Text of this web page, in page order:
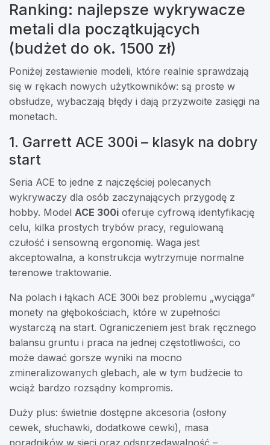
Ranking: najlepsze wykrywacze
metali dla początkujących
(budżet do ok. 1500 zł)
Poniżej zestawienie modeli, które realnie sprawdzają
się w rękach nowych użytkowników: są proste w
obsłudze, wybaczają błędy i dają przyzwoite zasięgi na
monetach.
1. Garrett ACE 300i – klasyk na dobry
start
Seria ACE to jedne z najczęściej polecanych
wykrywaczy dla osób zaczynających przygodę z
hobby. Model ACE 300i oferuje cyfrową identyfikację
celu, kilka prostych trybów pracy, regulowaną
czułość i sensowną ergonomię. Waga jest
akceptowalna, a konstrukcja wytrzymuje normalne
terenowe traktowanie.
Na polach i łąkach ACE 300i bez problemu „wyciąga”
monety na głębokościach, które w zupełności
wystarczą na start. Ograniczeniem jest brak ręcznego
balansu gruntu i praca na jednej częstotliwości, co
może dawać gorsze wyniki na mocno
zmineralizowanych glebach, ale w tym budżecie to
wciąż bardzo rozsądny kompromis.
Duży plus: świetnie dostępne akcesoria (osłony
cewek, słuchawki, dodatkowe cewki), masa